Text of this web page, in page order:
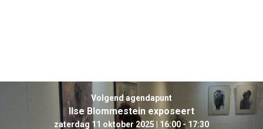
Volgend agendapunt
Ilse Blommestein exposeert
zaterdag 11 oktober 2025 | 16:00 - 17:30
Agenda